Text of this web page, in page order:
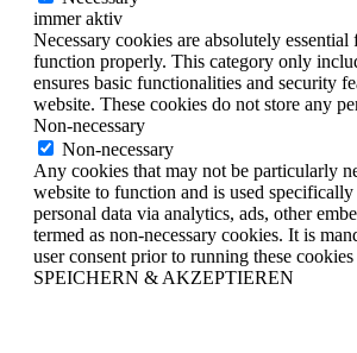
immer aktiv
Necessary cookies are absolutely
function properly. This category only
ensures basic functionalities and security
website. These cookies do not store any
Non-necessary
Non-necessary
Any cookies that may not be particularly
website to function and is used
personal data via analytics, ads, other
termed as non-necessary cookies. It is
user consent prior to running these
SPEICHERN & AKZEPTIEREN